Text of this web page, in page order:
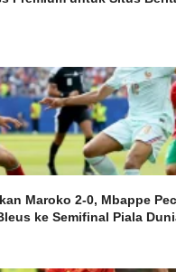
Maroko 2-0, Mbappe
ke Semifinal Piala